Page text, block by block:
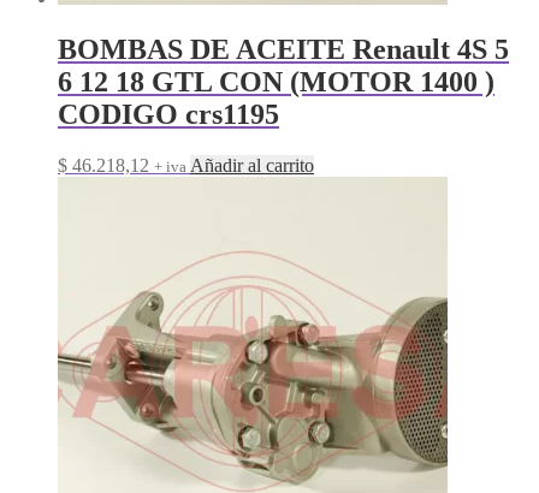
BOMBAS DE ACEITE Renault 4S 5
6 12 18 GTL CON (MOTOR 1400 )
CODIGO crs1195
$ 46.218,12 + iva Añadir al carrito